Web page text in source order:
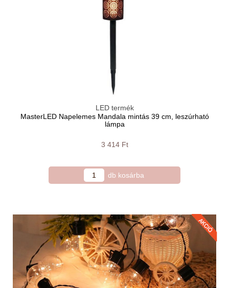
LED termék
MasterLED Napelemes Mandala mintás 39 cm, leszúrható
lámpa
3 414 Ft